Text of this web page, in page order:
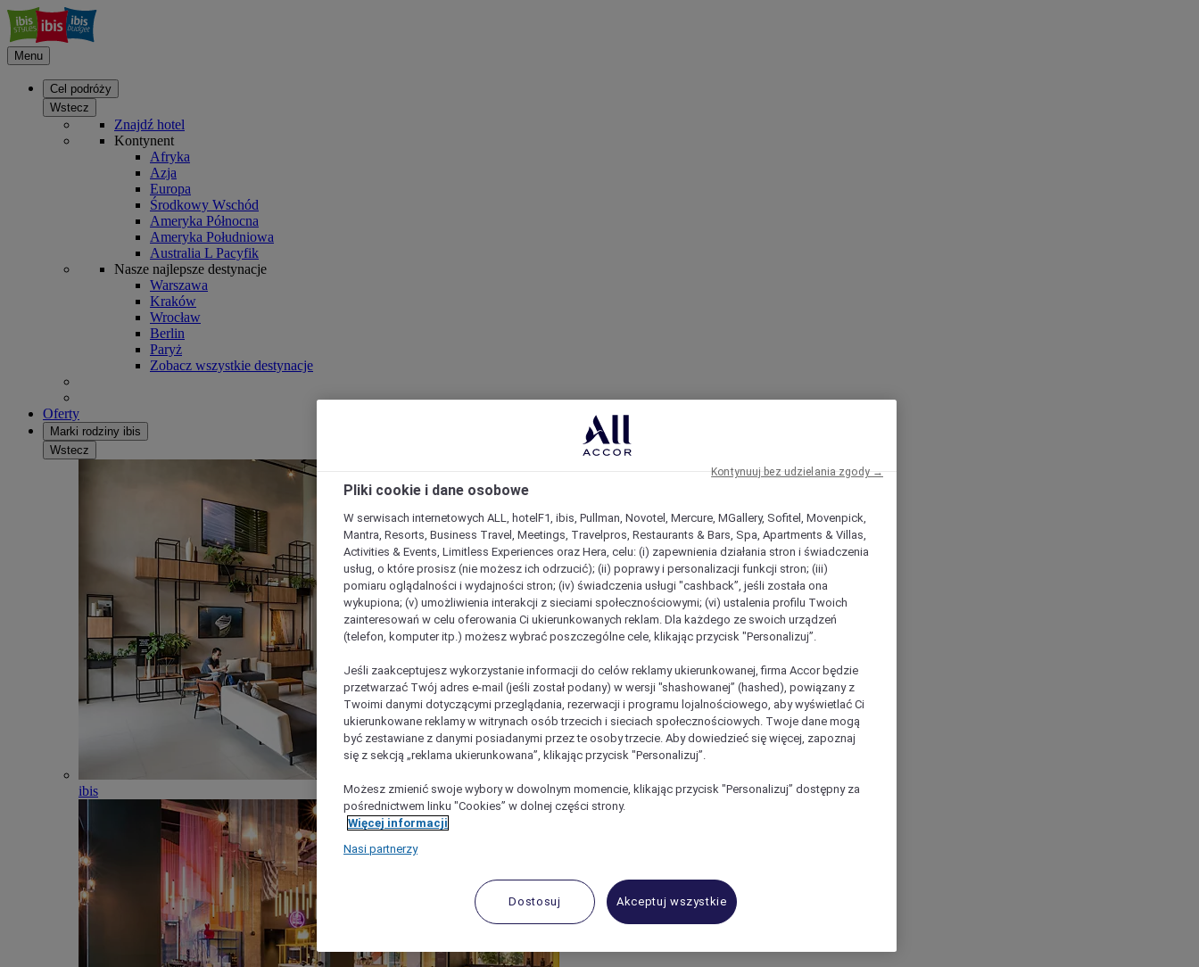
Menu
Cel podróży
Wstecz
Znajdź hotel
Kontynent
Afryka
Azja
Europa
Środkowy Wschód
Ameryka Północna
Ameryka Południowa
Australia L Pacyfik
Nasze najlepsze destynacje
Warszawa
Kraków
Wrocław
Berlin
Paryż
Zobacz wszystkie destynacje
Oferty
Marki rodziny ibis
Wstecz
ibis
Pliki cookie i dane osobowe
W serwisach internetowych ALL, hotelF1, ibis, Pullman, Novotel, Mercure, MGallery, Sofitel, Movenpick,
Mantra, Resorts, Business Travel, Meetings, Travelpros, Restaurants & Bars, Spa, Apartments & Villas,
Activities & Events, Limitless Experiences oraz Hera, celu: (i) zapewnienia działania stron i świadczenia
usług, o które prosisz (nie możesz ich odrzucić); (ii) poprawy i personalizacji funkcji stron; (iii)
pomiaru oglądalności i wydajności stron; (iv) świadczenia usługi "cashback”, jeśli została ona
wykupiona; (v) umożliwienia interakcji z sieciami społecznościowymi; (vi) ustalenia profilu Twoich
zainteresowań w celu oferowania Ci ukierunkowanych reklam. Dla każdego ze swoich urządzeń
(telefon, komputer itp.) możesz wybrać poszczególne cele, klikając przycisk "Personalizuj”.
Jeśli zaakceptujesz wykorzystanie informacji do celów reklamy ukierunkowanej, firma Accor będzie
przetwarzać Twój adres e-mail (jeśli został podany) w wersji "shashowanej” (hashed), powiązany z
Twoimi danymi dotyczącymi przeglądania, rezerwacji i programu lojalnościowego, aby wyświetlać Ci
ukierunkowane reklamy w witrynach osób trzecich i sieciach społecznościowych. Twoje dane mogą
być zestawiane z danymi posiadanymi przez te osoby trzecie. Aby dowiedzieć się więcej, zapoznaj
się z sekcją „reklama ukierunkowana”, klikając przycisk "Personalizuj”.
Możesz zmienić swoje wybory w dowolnym momencie, klikając przycisk "Personalizuj” dostępny za
pośrednictwem linku "Cookies” w dolnej części strony.
Więcej informacji
Nasi partnerzy
Dostosuj Akceptuj wszystkie
Kontynuuj bez udzielania zgody →